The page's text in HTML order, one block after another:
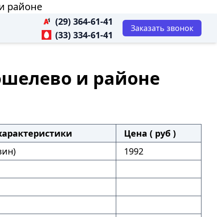
районе
(29) 364-61-41
(33) 334-61-41
Заказать звонок
и районе
Цена ( руб )
1992